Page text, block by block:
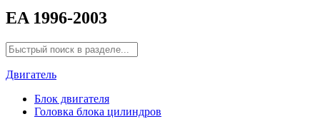
EA 1996-2003
Двигатель
Блок двигателя
Головка блока цилиндров